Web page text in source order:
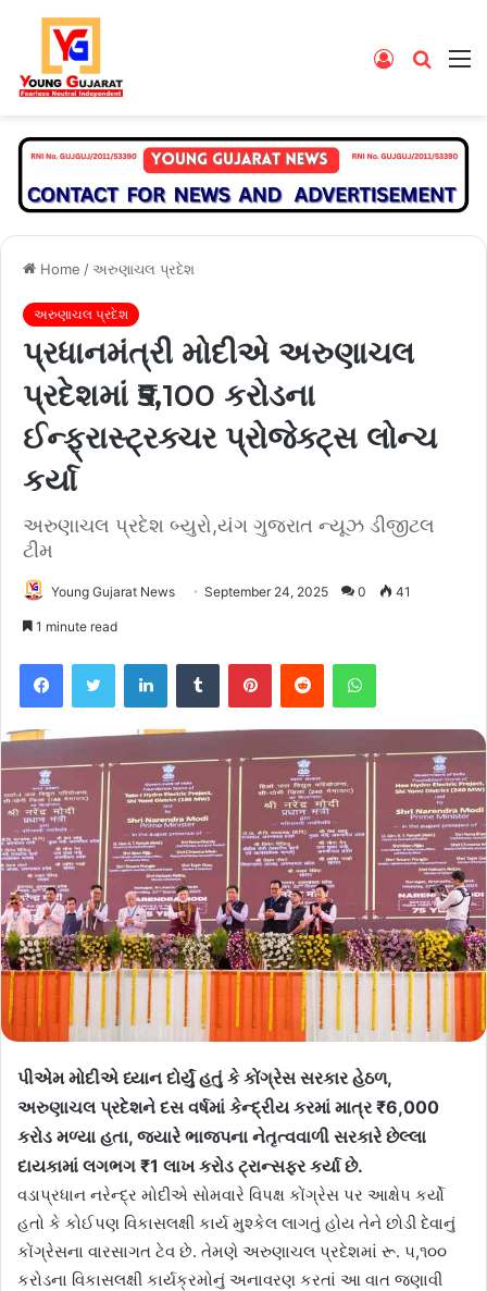
Search
Log
Home / અરુણાચલ પ્રદેશ
અરુણાચલ પ્રદેશ
પ્રધાનમંત્રી મોદીએ અરુણાચલ
પ્રદેશમાં ₹5,100 કરોડના
ઈન્ફ્રાસ્ટ્રક્ચર પ્રોજેક્ટ્સ લોન્ચ
કર્યા
અરુણાચલ પ્રદેશ બ્યુરો,યંગ ગુજરાત ન્યૂઝ ડીજીટલ
ટીમ
Young Gujarat News September 24, 2025 0 41
1 minute read
FacebookTwitter LinkedInTumblr PinterestReddit WhatsApp
પીએમ મોદીએ ધ્યાન દોર્યું હતું કે કોંગ્રેસ સરકાર હેઠળ,
અરુણાચલ પ્રદેશને દસ વર્ષમાં કેન્દ્રીય કરમાં માત્ર ₹6,000
કરોડ મળ્યા હતા, જ્યારે ભાજપના નેતૃત્વવાળી સરકારે છેલ્લા
દાયકામાં લગભગ ₹1 લાખ કરોડ ટ્રાન્સફર કર્યા છે.
વડાપ્રધાન નરેન્દ્ર મોદીએ સોમવારે વિપક્ષ કોંગ્રેસ પર આક્ષેપ કર્યો
હતો કે કોઈપણ વિકાસલક્ષી કાર્ય મુશ્કેલ લાગતું હોય તેને છોડી દેવાનું
કોંગ્રેસના વારસાગત ટેવ છે. તેમણે અરુણાચલ પ્રદેશમાં રૂ. ૫,૧૦૦
કરોડના વિકાસલક્ષી કાર્યક્રમોનું અનાવરણ કરતાં આ વાત જણાવી